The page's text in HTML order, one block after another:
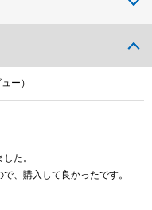
ー）
た。
、購入して良かったです。